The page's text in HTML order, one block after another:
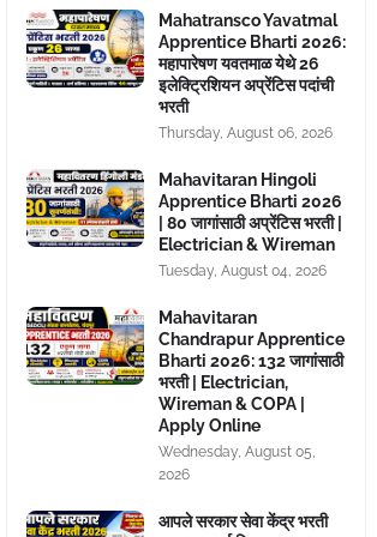
Mahatransco Yavatmal
Apprentice Bharti 2026:
महापारेषण यवतमाळ येथे 26
इलेक्ट्रिशियन अप्रेंटिस पदांची
भरती
Thursday, August 06, 2026
Mahavitaran Hingoli
Apprentice Bharti 2026
| 80 जागांसाठी अप्रेंटिस भरती |
Electrician & Wireman
Tuesday, August 04, 2026
Mahavitaran
Chandrapur Apprentice
Bharti 2026: 132 जागांसाठी
भरती | Electrician,
Wireman & COPA |
Apply Online
Wednesday, August 05,
2026
आपले सरकार सेवा केंद्र भरती